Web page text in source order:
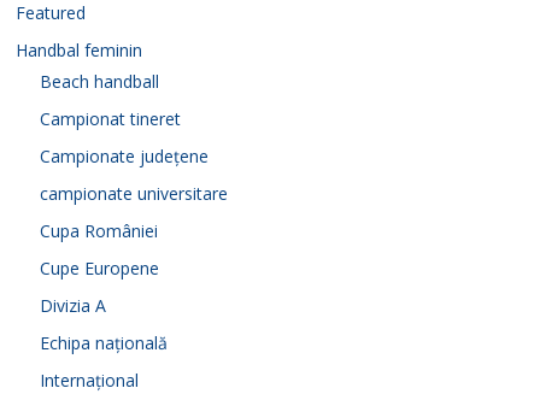
Featured
Handbal feminin
Beach handball
Campionat tineret
Campionate județene
campionate universitare
Cupa României
Cupe Europene
Divizia A
Echipa națională
Internațional